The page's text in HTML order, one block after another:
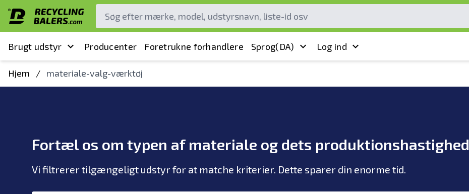
Brugt udstyr Producenter Foretrukne forhandlere Sprog(DA) Log ind
Hjem / materiale-valg-værktøj
Fortæl os om typen af materiale og dets produktionshastighed
Vi filtrerer tilgængeligt udstyr for at matche kriterier. Dette sparer din enorme tid.